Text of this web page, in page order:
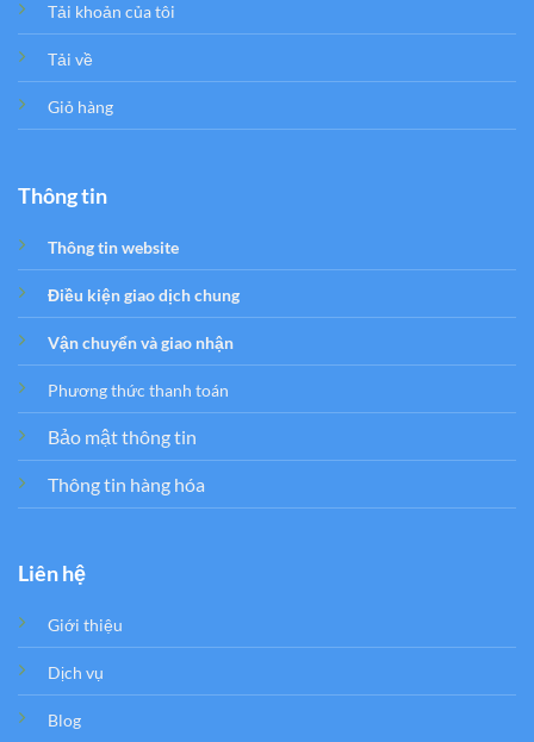
Tải khoản của tôi
Tải về
Giỏ hàng
Thông tin
Thông tin website
Điều kiện giao dịch chung
Vận chuyển và giao nhận
Phương thức thanh toán
Bảo mật thông tin
Thông tin hàng hóa
Liên hệ
Giới thiệu
Dịch vụ
Blog